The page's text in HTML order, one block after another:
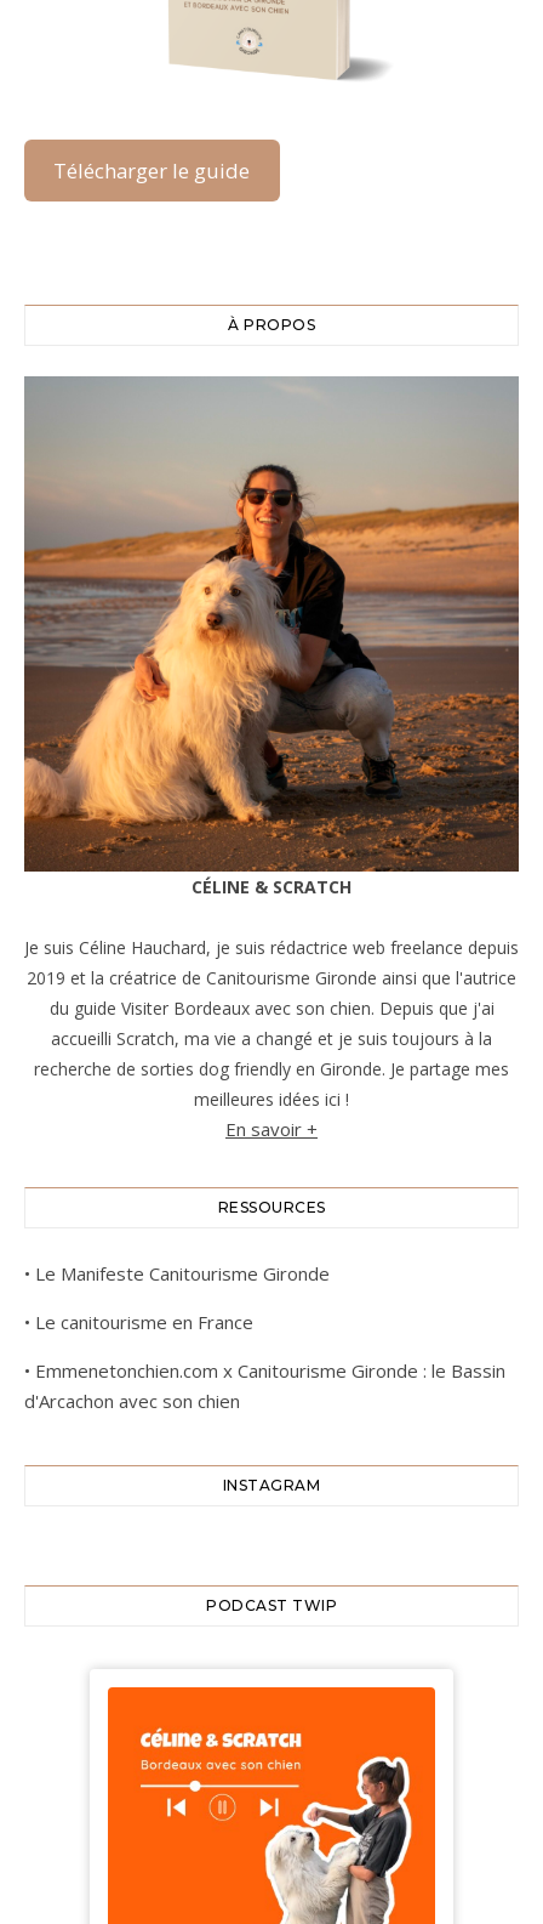
Télécharger le guide
À PROPOS
CÉLINE & SCRATCH
Je suis Céline Hauchard, je suis rédactrice web freelance depuis
2019 et la créatrice de Canitourisme Gironde ainsi que l'autrice
du guide Visiter Bordeaux avec son chien. Depuis que j'ai
accueilli Scratch, ma vie a changé et je suis toujours à la
recherche de sorties dog friendly en Gironde. Je partage mes
meilleures idées ici !
En savoir +
RESSOURCES
• Le Manifeste Canitourisme Gironde
• Le canitourisme en France
• Emmenetonchien.com x Canitourisme Gironde : le Bassin
d'Arcachon avec son chien
INSTAGRAM
PODCAST TWIP